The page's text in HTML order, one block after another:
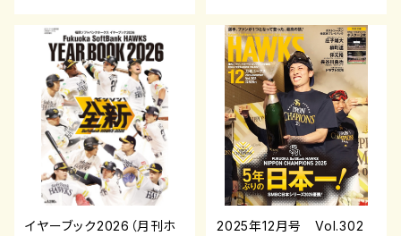
イヤーブック2026（月刊ホ
2025年12月号 Vol.302